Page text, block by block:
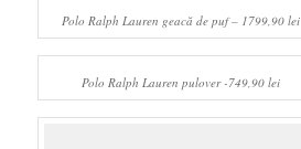
Polo Ralph Lauren geacă de puf – 1799,90 lei
Polo Ralph Lauren pulover -749,90 lei